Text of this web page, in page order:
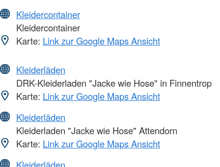
Kleidercontainer
Kleidercontainer
Karte: Link zur Google Maps Ansicht
Kleiderläden
DRK-Kleiderladen "Jacke wie Hose" in Finnentrop
Karte: Link zur Google Maps Ansicht
Kleiderläden
Kleiderladen "Jacke wie Hose" Attendorn
Karte: Link zur Google Maps Ansicht
Kleiderläden